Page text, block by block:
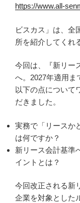
https://www.all-
ビスカス」は、全
所を紹介してくれ
今回は、『新リー
へ。2027年適用ま
以下の点について
だきました。
実務で「リースか
は何ですか？
新リース会計基準
イントとは？
今回改正される新
企業を対象とした